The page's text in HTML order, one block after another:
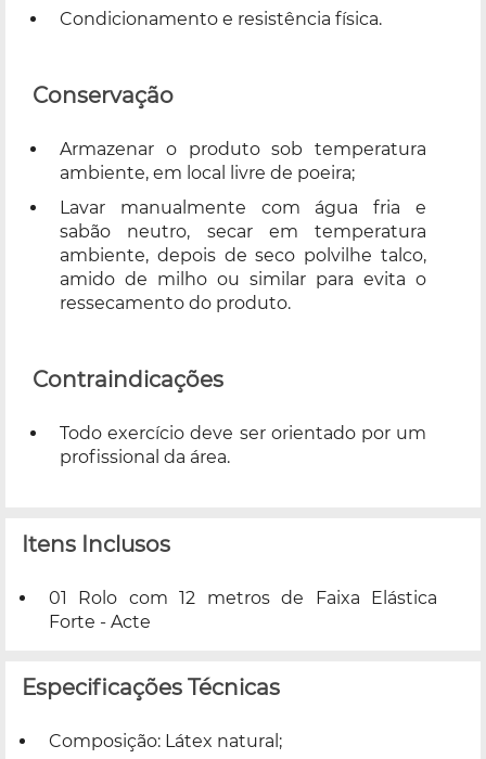
Condicionamento e resistência física.
Conservação
Armazenar o produto sob temperatura
ambiente, em local livre de poeira;
Lavar manualmente com água fria e
sabão neutro, secar em temperatura
ambiente, depois de seco polvilhe talco,
amido de milho ou similar para evita o
ressecamento do produto.
Contraindicações
Todo exercício deve ser orientado por um
profissional da área.
Itens Inclusos
01 Rolo com 12 metros de Faixa Elástica
Forte - Acte
Especificações Técnicas
Composição: Látex natural;